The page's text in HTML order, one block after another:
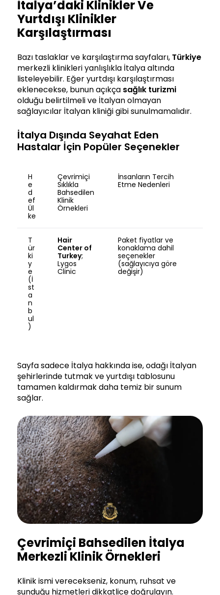
İtalya’daki Klinikler Ve
Yurtdışı Klinikler
Karşılaştırması
Bazı taslaklar ve karşılaştırma sayfaları, Türkiye
merkezli klinikleri yanlışlıkla İtalya altında
listeleyebilir. Eğer yurtdışı karşılaştırması
eklenecekse, bunun açıkça sağlık turizmi
olduğu belirtilmeli ve İtalyan olmayan
sağlayıcılar İtalyan kliniği gibi sunulmamalıdır.
İtalya Dışında Seyahat Eden
Hastalar İçin Popüler Seçenekler
H
e
d
ef
Ül
ke
Çevrimiçi
Sıklıkla
Bahsedilen
Klinik
Örnekleri
İnsanların Tercih
Etme Nedenleri
T
ür
ki
y
e
(İ
st
a
n
b
ul
)
Hair
Center of
Turkey;
Lygos
Clinic
Paket fiyatlar ve
konaklama dahil
seçenekler
(sağlayıcıya göre
değişir)
Sayfa sadece İtalya hakkında ise, odağı İtalyan
şehirlerinde tutmak ve yurtdışı tablosunu
tamamen kaldırmak daha temiz bir sunum
sağlar.
Çevrimiçi Bahsedilen İtalya
Merkezli Klinik Örnekleri
Klinik ismi verecekseniz, konum, ruhsat ve
sunduğu hizmetleri dikkatlice doğrulayın.